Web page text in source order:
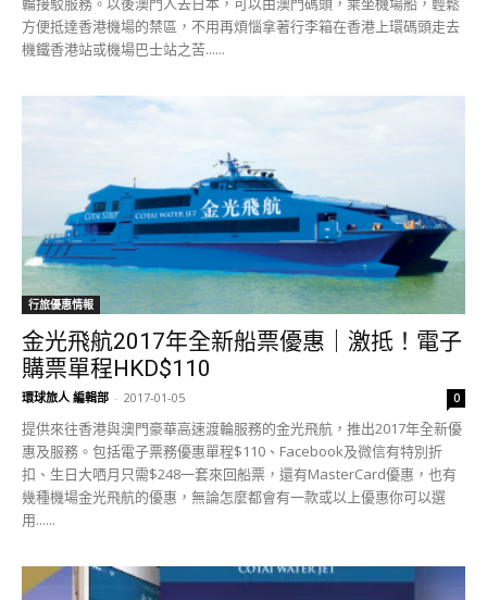
方便抵達香港機場的禁區，不用再煩惱拿著行李箱在香港上環碼頭走去
機鐵香港站或機場巴士站之苦......
行旅優惠情報
金光飛航2017年全新船票優惠｜激抵！電子
購票單程HKD$110
環球旅人 編輯部 - 2017-01-05 0
提供來往香港與澳門豪華高速渡輪服務的金光飛航，推出2017年全新優
惠及服務。包括電子票務優惠單程$110、Facebook及微信有特別折
扣、生日大哂月只需$248一套來回船票，還有MasterCard優惠，也有
幾種機場金光飛航的優惠，無論怎麼都會有一款或以上優惠你可以選
用......